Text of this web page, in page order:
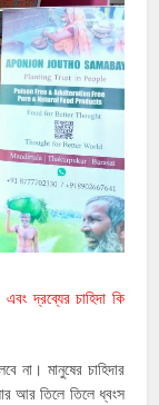
দ্রব্যের চাহিদা কি
না। মানুষের চাহিদার
আর তিলে তিলে ধ্বংস